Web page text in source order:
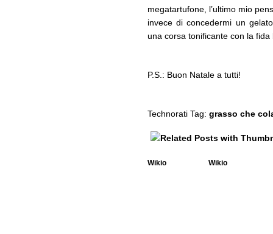
megatartufone, l’ultimo mio
invece di concedermi un
una corsa tonificante con la fida
P.S.: Buon Natale a tutti!
Technorati Tag: grasso che
Wikio Wikio